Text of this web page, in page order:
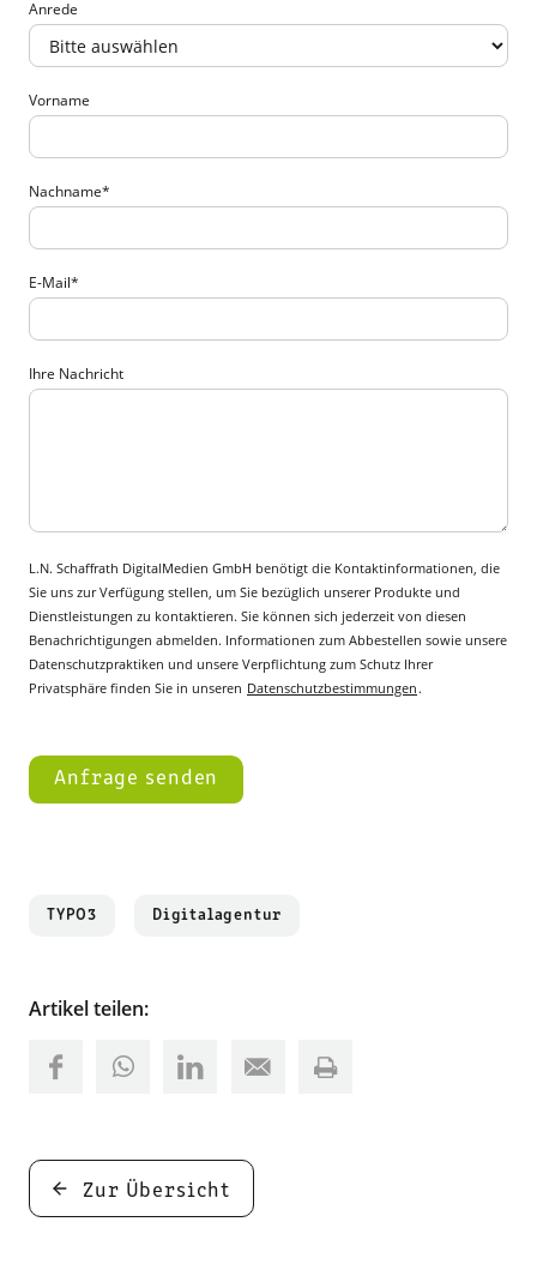
Anrede
Vorname
Nachname*
E-Mail*
Ihre Nachricht
L.N. Schaffrath DigitalMedien GmbH benötigt die Kontaktinformationen, die
Sie uns zur Verfügung stellen, um Sie bezüglich unserer Produkte und
Dienstleistungen zu kontaktieren. Sie können sich jederzeit von diesen
Benachrichtigungen abmelden. Informationen zum Abbestellen sowie unsere
Datenschutzpraktiken und unsere Verpflichtung zum Schutz Ihrer
Privatsphäre finden Sie in unseren Datenschutzbestimmungen .
TYPO3 Digitalagentur
Artikel teilen:
Zur Übersicht